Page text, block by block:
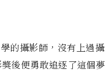
的攝影師，沒有上過
後便勇敢追逐了這個